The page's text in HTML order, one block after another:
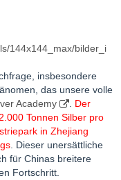
144x144_max/bilder_i
insbesondere
das unsere volle
Academy
Der
Tonnen Silber pro
in Zhejiang
. Dieser unersättliche
für Chinas breitere
Fortschritt.